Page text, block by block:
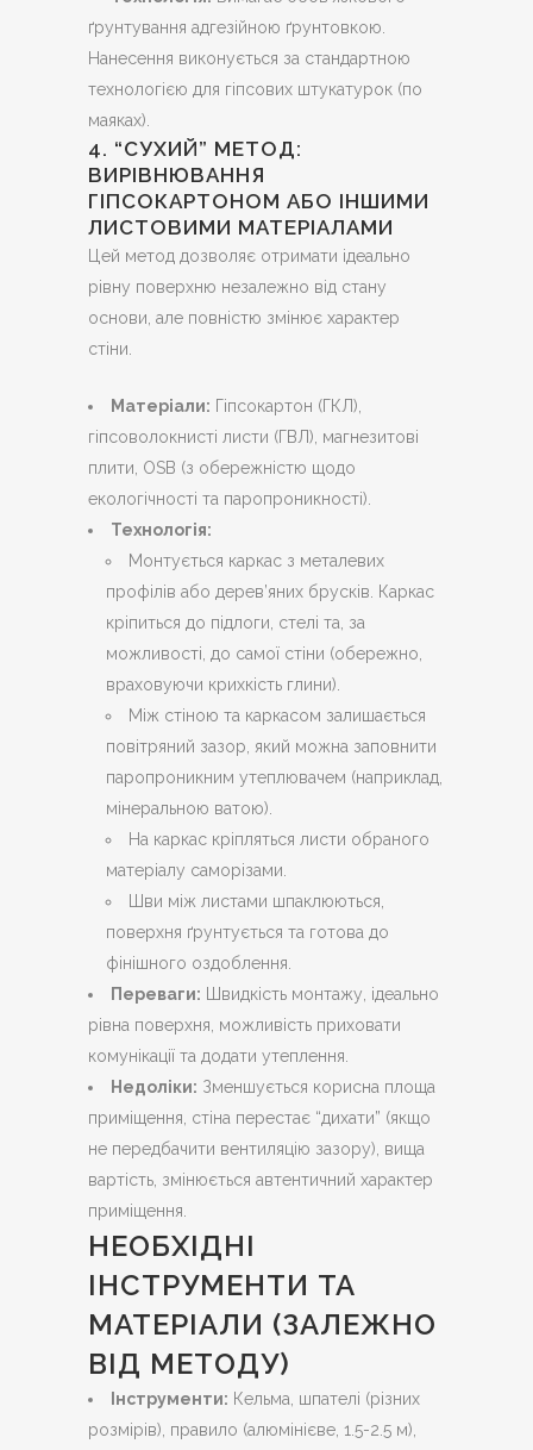
ґрунтування адгезійною ґрунтовкою.
Нанесення виконується за стандартною
технологією для гіпсових штукатурок (по
маяках).
4. “СУХИЙ” МЕТОД:
ВИРІВНЮВАННЯ
ГІПСОКАРТОНОМ АБО ІНШИМИ
ЛИСТОВИМИ МАТЕРІАЛАМИ
Цей метод дозволяє отримати ідеально
рівну поверхню незалежно від стану
основи, але повністю змінює характер
стіни.
Матеріали: Гіпсокартон (ГКЛ),
гіпсоволокнисті листи (ГВЛ), магнезитові
плити, OSB (з обережністю щодо
екологічності та паропроникності).
Технологія:
Монтується каркас з металевих
профілів або дерев’яних брусків. Каркас
кріпиться до підлоги, стелі та, за
можливості, до самої стіни (обережно,
враховуючи крихкість глини).
Між стіною та каркасом залишається
повітряний зазор, який можна заповнити
паропроникним утеплювачем (наприклад,
мінеральною ватою).
На каркас кріпляться листи обраного
матеріалу саморізами.
Шви між листами шпаклюються,
поверхня ґрунтується та готова до
фінішного оздоблення.
Переваги: Швидкість монтажу, ідеально
рівна поверхня, можливість приховати
комунікації та додати утеплення.
Недоліки: Зменшується корисна площа
приміщення, стіна перестає “дихати” (якщо
не передбачити вентиляцію зазору), вища
вартість, змінюється автентичний характер
приміщення.
НЕОБХІДНІ
ІНСТРУМЕНТИ ТА
МАТЕРІАЛИ (ЗАЛЕЖНО
ВІД МЕТОДУ)
Інструменти: Кельма, шпателі (різних
розмірів), правило (алюмінієве, 1.5-2.5 м),